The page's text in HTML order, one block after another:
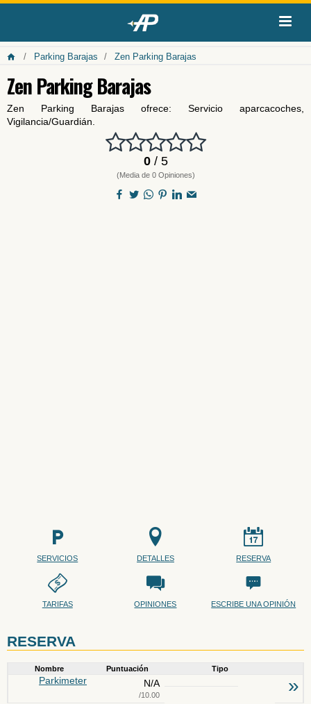
Parking Barajas Zen Parking Barajas
Zen Parking Barajas
Zen Parking Barajas ofrece: Servicio aparcacoches,
Vigilancia/Guardián.
0/ 5
(Media de 0 Opiniones)
SERVICIOS DETALLES RESERVA
TARIFAS OPINIONES ESCRIBE UNA OPINIÓN
RESERVA
Nombre Puntuación Tipo
Parkimeter N/A
/10.00 »